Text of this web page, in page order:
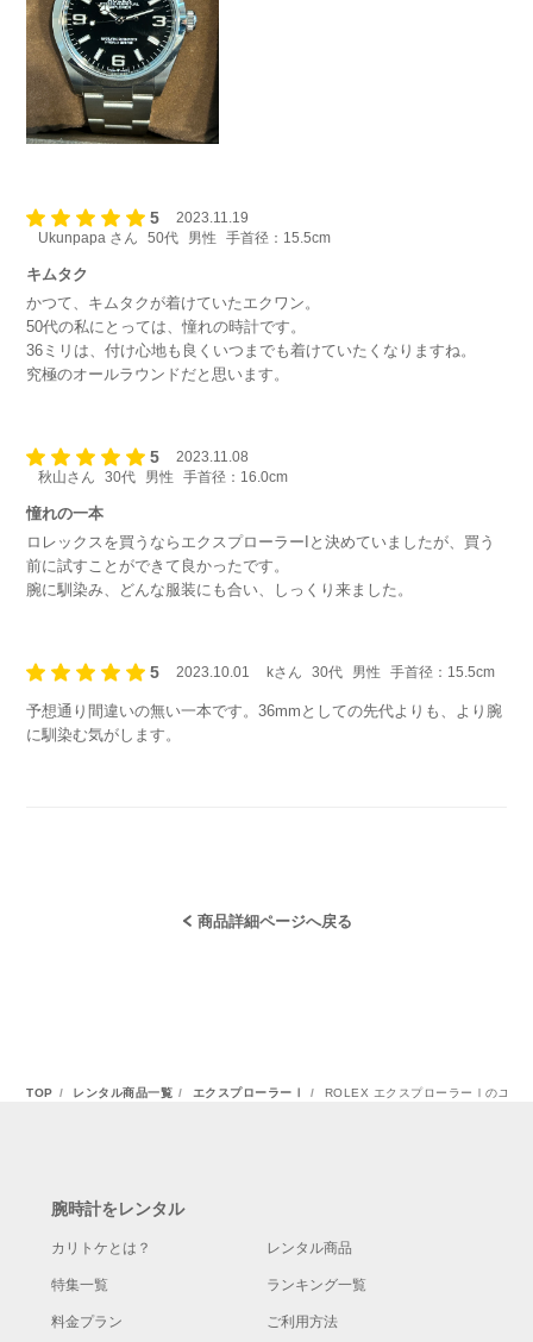
5
2023.11.19
Ukunpapa さん
50代 男性 手首径：15.5cm
キムタク
かつて、キムタクが着けていたエクワン。
50代の私にとっては、憧れの時計です。
36ミリは、付け心地も良くいつまでも着けていたくなりますね。
究極のオールラウンドだと思います。
5
2023.11.08
秋山さん
30代 男性 手首径：16.0cm
憧れの一本
ロレックスを買うならエクスプローラーIと決めていましたが、買う
前に試すことができて良かったです。
腕に馴染み、どんな服装にも合い、しっくり来ました。
5 2023.10.01 kさん 30代 男性 手首径：15.5cm
予想通り間違いの無い一本です。36mmとしての先代よりも、より腕
に馴染む気がします。
商品詳細ページへ戻る
TOP レンタル商品一覧 エクスプローラーⅠ ROLEX エクスプローラーⅠのユー
腕時計をレンタル
カリトケとは？ レンタル商品
特集一覧 ランキング一覧
料金プラン ご利用方法